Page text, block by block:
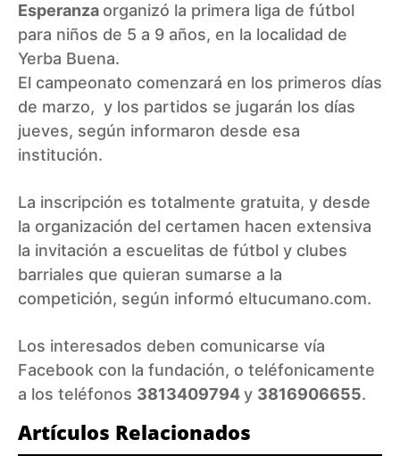
Esperanza organizó la primera liga de fútbol
para niños de 5 a 9 años, en la localidad de
Yerba Buena.
El campeonato comenzará en los primeros días
de marzo, y los partidos se jugarán los días
jueves, según informaron desde esa
institución.
La inscripción es totalmente gratuita, y desde
la organización del certamen hacen extensiva
la invitación a escuelitas de fútbol y clubes
barriales que quieran sumarse a la
competición, según informó eltucumano.com.
Los interesados deben comunicarse vía
Facebook con la fundación, o teléfonicamente
a los teléfonos 3813409794y 3816906655.
Artículos Relacionados